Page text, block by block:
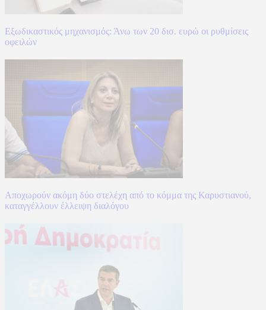
Εξωδικαστικός μηχανισμός: Άνω των 20 δισ. ευρώ οι ρυθμίσεις
οφειλών
Αποχωρούν ακόμη δύο στελέχη από το κόμμα της Καρυστιανού,
καταγγέλλουν έλλειψη διαλόγου